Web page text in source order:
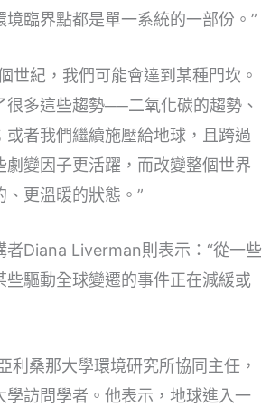
境臨界點都是單一系統的一部份。”
世紀，我們可能會達到某種門坎。
很多這些趨勢──二氧化碳的趨勢、
或者我們繼續施壓給地球，且跨過
劇變因子更活躍，而改變整個世界
更溫暖的狀態。”
者Diana Liverman則表示：“從一些
些驅動全球變遷的事件正在減緩或
利桑那大學環境研究所協同主任，
學訪問學者。他表示，地球進入一